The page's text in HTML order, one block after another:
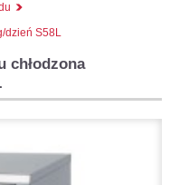
dzień S58L
chłodzona